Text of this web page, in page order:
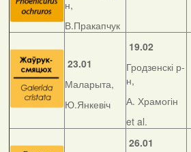
н,
В.Пракапчук
23.01
Маларыта,
Ю.Янкевіч
19.02
Гродзенскі р-
н,
А. Храмогін
et al.
26.01